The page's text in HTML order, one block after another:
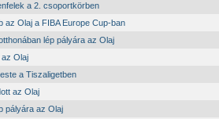
a 2. csoportkörben
az Olaj a FIBA Europe Cup-ban
lép pályára az Olaj
Olaj
a Tiszaligetben
az Olaj
pályára az Olaj